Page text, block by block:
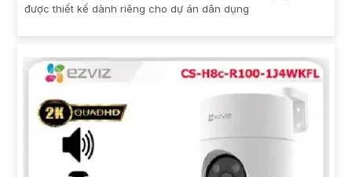
được thiết kế dành riêng cho dự án dân dụng